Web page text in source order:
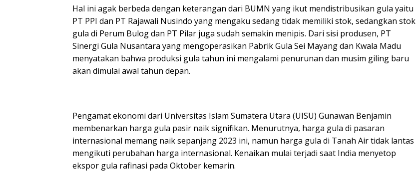
Hal ini agak berbeda dengan keterangan dari BUMN yang ikut mendistribusikan gula yaitu
PT PPI dan PT Rajawali Nusindo yang mengaku sedang tidak memiliki stok, sedangkan stok
gula di Perum Bulog dan PT Pilar juga sudah semakin menipis. Dari sisi produsen, PT
Sinergi Gula Nusantara yang mengoperasikan Pabrik Gula Sei Mayang dan Kwala Madu
menyatakan bahwa produksi gula tahun ini mengalami penurunan dan musim giling baru
akan dimulai awal tahun depan.
Pengamat ekonomi dari Universitas Islam Sumatera Utara (UISU) Gunawan Benjamin
membenarkan harga gula pasir naik signifikan. Menurutnya, harga gula di pasaran
internasional memang naik sepanjang 2023 ini, namun harga gula di Tanah Air tidak lantas
mengikuti perubahan harga internasional. Kenaikan mulai terjadi saat India menyetop
ekspor gula rafinasi pada Oktober kemarin.